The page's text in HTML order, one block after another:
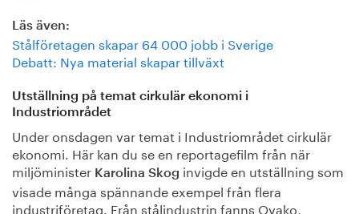
Läs även:
Stålföretagen skapar 64 000 jobb i Sverige
Debatt: Nya material skapar tillväxt
Utställning på temat cirkulär ekonomi i
Industriområdet
Under onsdagen var temat i Industriområdet cirkulär
ekonomi. Här kan du se en reportagefilm från när
miljöminister Karolina Skog invigde en utställning som
visade många spännande exempel från flera
industriföretag. Från stålindustrin fanns Ovako,